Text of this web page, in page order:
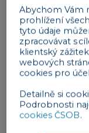
organizaci
vedené ženami:
Agrifooda díky
centrálou jsem
potravinářství a
jsem s nimi
podporovala je,
Abychom Vám
prohlížení
tyto údaje
zpracovávat s
klientský
webových
cookies pro
Detailně si
Podrobnosti
cookies ČSOB.